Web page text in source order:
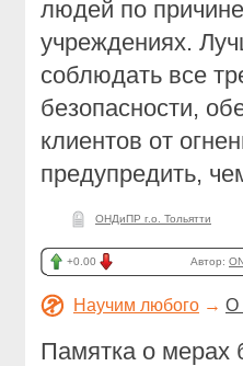
людей по
учреждениях.
соблюдать все
безопасности,
клиентов от
предупредить,
ОНДиПР г.о. Тольятти
+0.00 Автор:
Научим любого → О
Памятка о мерах